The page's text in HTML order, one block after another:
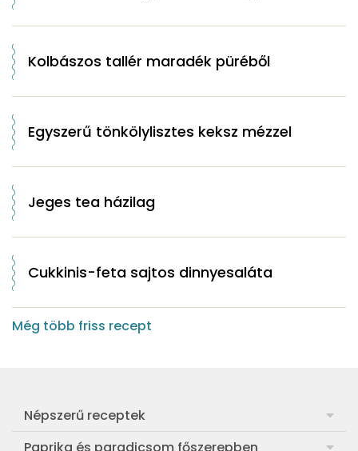
Kolbászos tallér maradék püréből
Egyszerű tönkölylisztes keksz mézzel
Jeges tea házilag
Cukkinis-feta sajtos dinnyesaláta
Még több friss recept
Népszerű receptek
Frankfurti leves
Paprika és paradicsom főszerepben